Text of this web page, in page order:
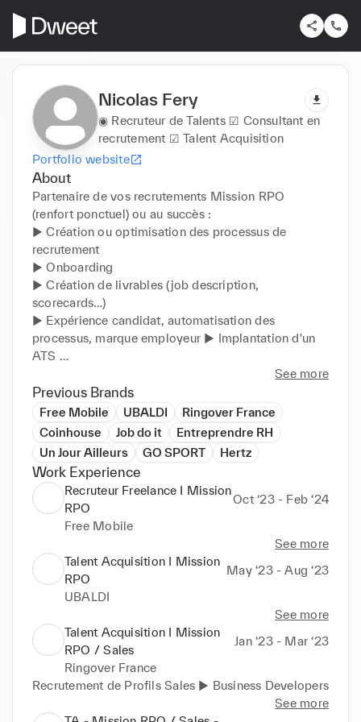
Nicolas Fery
◉ Recruteur de Talents ☑︎ Consultant en
recrutement ☑︎ Talent Acquisition
Portfolio website
About
Partenaire de vos recrutements Mission RPO
(renfort ponctuel) ou au succès :
▶︎ Création ou optimisation des processus de
recrutement
▶︎ Onboarding
▶︎ Création de livrables (job description,
scorecards…)
▶︎ Expérience candidat, automatisation des
processus, marque employeur ▶︎ Implantation d'un
ATS
… Et bien sûr sourcer et sélectionner les meilleurs
Talents ! ︎ Talent Acquisition Specialist ︎Consultant en
recrutement ︎Sourcing ︎Chasse de têtes ︎RPO ︎recruteur
freelance
Sales navigator• Recherches Booléennes• #
CVthèques:Indeed, Hellowork, APEC, PE, différents
outils de chasse, CV aden ,régionjob, Etc…• Slack•
Notion Etc, ...
See more
Previous Brands
Free Mobile UBALDI
Ringover France
Coinhouse
Job do it
Entreprendre RH
Un Jour Ailleurs
GO SPORT Hertz
Work Experience
Recruteur Freelance I Mission
RPO
Oct ‘23 - Feb ‘24
Free Mobile
See more
Talent Acquisition I Mission
RPO
May ‘23 - Aug ‘23
UBALDI
See more
Talent Acquisition I Mission
RPO / Sales
Jan ‘23 - Mar ‘23
Ringover France
Recrutement de Profils Sales ▶︎ Business Developers
See more